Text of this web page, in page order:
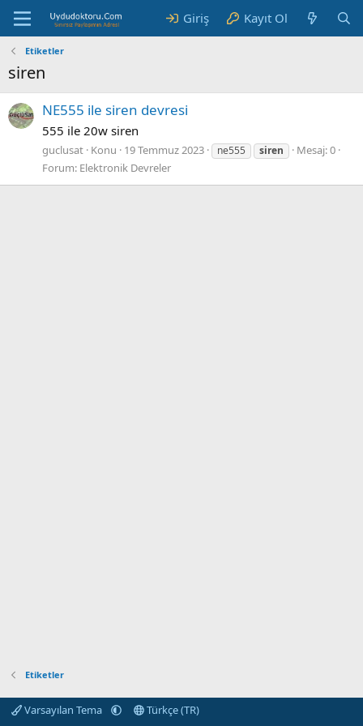
Giriş Kayıt Ol
Etiketler
siren
NE555 ile siren devresi
555 ile 20w siren
guclusat Konu 19 Temmuz 2023 ne555 siren
Mesaj: 0
Forum: Elektronik Devreler
Etiketler
Varsayılan Tema
Türkçe (TR)